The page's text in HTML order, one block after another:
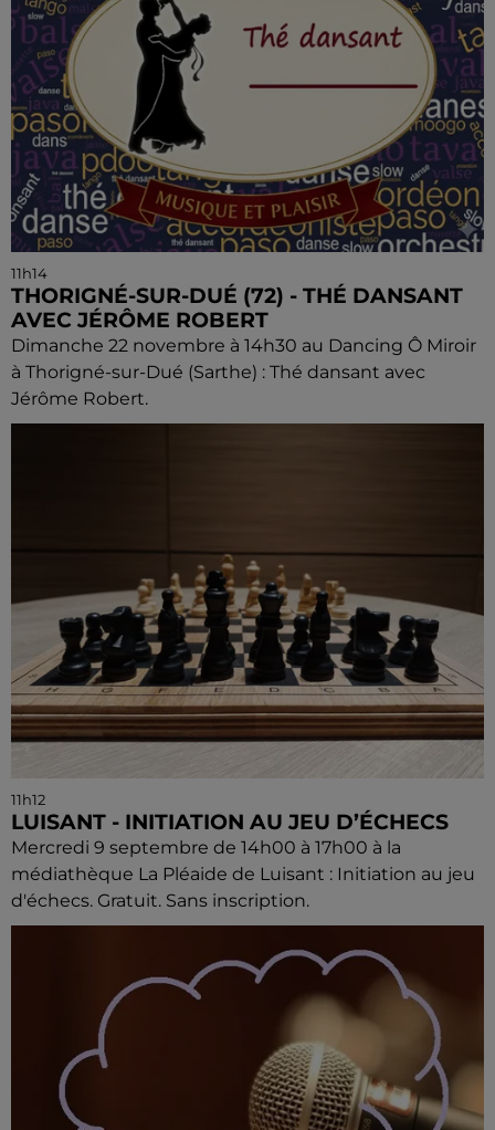
11h14
THORIGNÉ-SUR-DUÉ (72) - THÉ DANSANT
AVEC JÉRÔME ROBERT
Dimanche 22 novembre à 14h30 au Dancing Ô Miroir
à Thorigné-sur-Dué (Sarthe) : Thé dansant avec
Jérôme Robert.
11h12
LUISANT - INITIATION AU JEU D’ÉCHECS
Mercredi 9 septembre de 14h00 à 17h00 à la
médiathèque La Pléaide de Luisant : Initiation au jeu
d'échecs. Gratuit. Sans inscription.